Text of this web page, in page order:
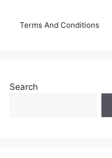
Terms And Conditions
Search